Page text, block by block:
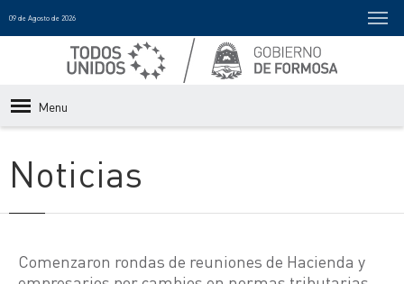
09 de Agosto de 2026
Menu
Noticias
Comenzaron rondas de reuniones de Hacienda y